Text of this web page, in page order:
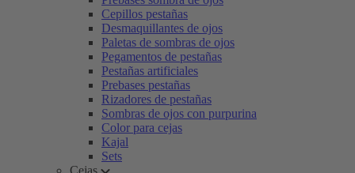
Cepillos pestañas
Desmaquillantes de ojos
Paletas de sombras de ojos
Pegamentos de pestañas
Pestañas artificiales
Prebases pestañas
Rizadores de pestañas
Sombras de ojos con purpurina
Color para cejas
Kajal
Sets
Cejas